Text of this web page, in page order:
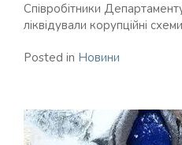
Співробітники
ліквідували корупційні
Posted in Новини